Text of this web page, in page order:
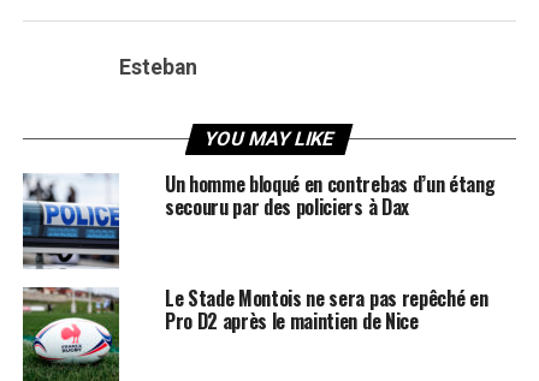
Esteban
YOU MAY LIKE
Un homme bloqué en contrebas d’un étang
secouru par des policiers à Dax
Le Stade Montois ne sera pas repêché en
Pro D2 après le maintien de Nice